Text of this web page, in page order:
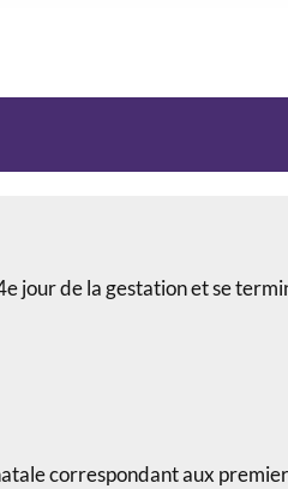
jour de la gestation et se
correspondant aux